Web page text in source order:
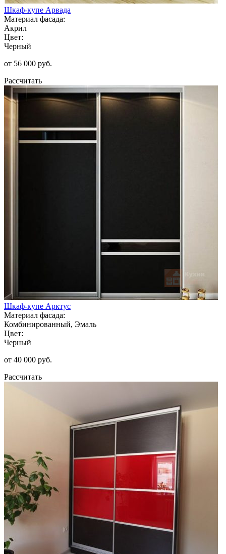
Шкаф-купе Арвада
Материал фасада:
Акрил
Цвет:
Черный
от 56 000 руб.
Рассчитать
Шкаф-купе Арктус
Материал фасада:
Комбинированный, Эмаль
Цвет:
Черный
от 40 000 руб.
Рассчитать